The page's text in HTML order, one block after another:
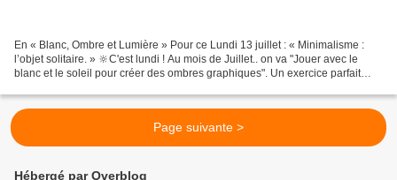
En « Blanc, Ombre et Lumière » Pour ce Lundi 13 juillet : « Minimalisme :
l’objet solitaire. » 🔆C'est lundi ! Au mois de Juillet.. on va "Jouer avec le
blanc et le soleil pour créer des ombres graphiques". Un exercice parfait
Page suivante >
Hébergé par Overblog